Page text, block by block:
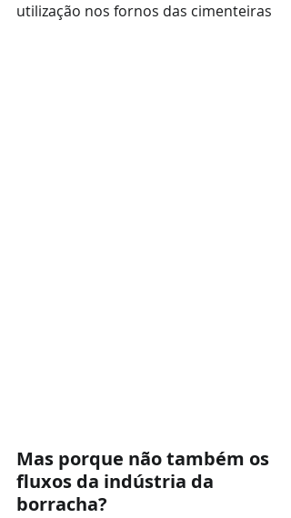
utilização nos fornos das cimenteiras
Mas porque não também os
fluxos da indústria da
borracha?